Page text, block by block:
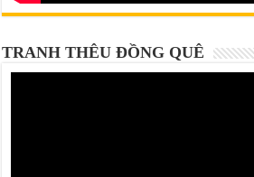
TRANH THÊU ĐỒNG QUÊ